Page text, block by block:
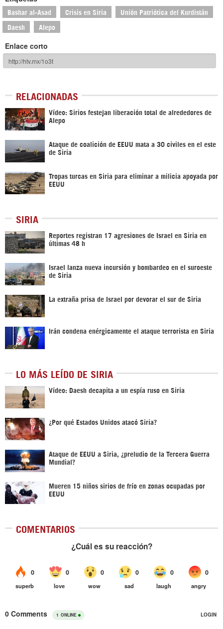
Bashar al-Asad Crisis en Siria Unión Patriótica del Kurdistán
Daesh Alepo
Enlace corto
RELACIONADAS
Vídeo: Sirios festejan liberación total de alrededores de
Alepo
Ataque de coalición de EEUU mata a 30 civiles en el este
de Siria
Tropas turcas en Siria para eliminar a milicia apoyada por
EEUU
SIRIA
Reportes registran 17 agresiones de Israel en Siria en
últimas 48 h
Israel lanza nueva incursión y bombardeo en el suroeste
de Siria
La extraña prisa de Israel por devorar el sur de Siria
Irán condena enérgicamente el ataque terrorista en Siria
LO MÁS LEÍDO DE SIRIA
Vídeo: Daesh decapita a un espía ruso en Siria
¿Por qué Estados Unidos atacó Siria?
Ataque de EEUU a Siria, ¿preludio de la Tercera Guerra
Mundial?
Mueren 15 niños sirios de frío en zonas ocupadas por
EEUU
COMENTARIOS